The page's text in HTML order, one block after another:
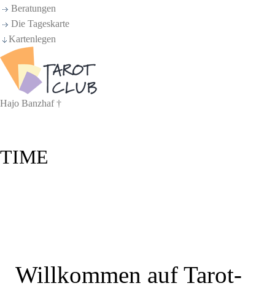
Beratungen
Die Tageskarte
Kartenlegen
Hajo Banzhaf †
TIME
Willkommen auf Tarot-